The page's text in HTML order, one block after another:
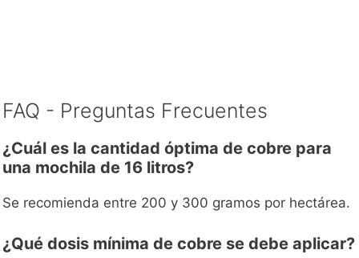
FAQ - Preguntas Frecuentes
¿Cuál es la cantidad óptima de cobre para
una mochila de 16 litros?
Se recomienda entre 200 y 300 gramos por hectárea.
¿Qué dosis mínima de cobre se debe aplicar?